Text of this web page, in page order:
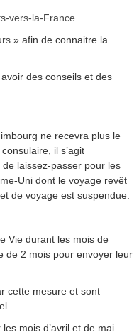
vers-la-France
» afin de connaitre la
des conseils et des
ne recevra plus le
il s’agit
de laissez-passer pour les
Uni dont le voyage revêt
de voyage est suspendue.
Vie durant les mois de
de 2 mois pour envoyer leur
cette mesure et sont
mois d’avril et de mai.